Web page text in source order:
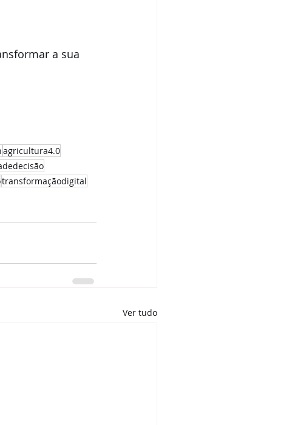
a sua
agricultura4.0
transformaçãodigital
Ver tudo